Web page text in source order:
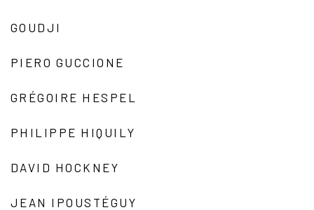
GOUDJI
PIERO GUCCIONE
GRÉGOIRE HESPEL
PHILIPPE HIQUILY
DAVID HOCKNEY
JEAN IPOUSTÉGUY